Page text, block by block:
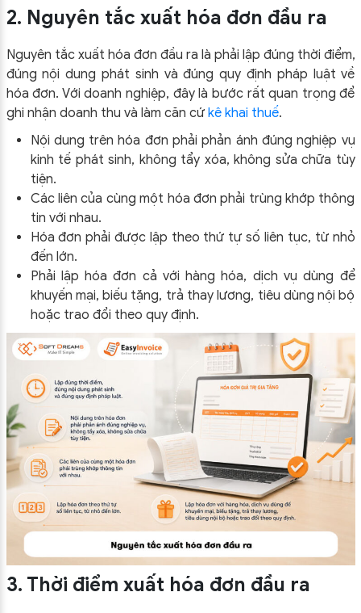
2. Nguyên tắc xuất hóa đơn đầu ra
Nguyên tắc xuất hóa đơn đầu ra là phải lập đúng thời điểm,
đúng nội dung phát sinh và đúng quy định pháp luật về
hóa đơn. Với doanh nghiệp, đây là bước rất quan trọng để
ghi nhận doanh thu và làm căn cứ kê khai thuế.
Nội dung trên hóa đơn phải phản ánh đúng nghiệp vụ
kinh tế phát sinh, không tẩy xóa, không sửa chữa tùy
tiện.
Các liên của cùng một hóa đơn phải trùng khớp thông
tin với nhau.
Hóa đơn phải được lập theo thứ tự số liên tục, từ nhỏ
đến lớn.
Phải lập hóa đơn cả với hàng hóa, dịch vụ dùng để
khuyến mại, biếu tặng, trả thay lương, tiêu dùng nội bộ
hoặc trao đổi theo quy định.
3. Thời điểm xuất hóa đơn đầu ra